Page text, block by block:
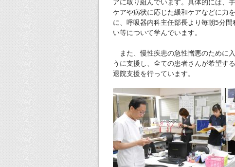
ケアや病状に応じた緩和ケアなどに力
に、呼吸器内科主任部長より毎朝5分
い等について学んでいます。
また、慢性疾患の急性憎悪のために
うに支援し、全ての患者さんが希望す
退院支援を行っています。